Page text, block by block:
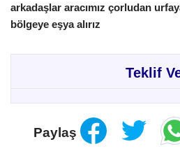
arkadaşlar aracımız çorludan
bölgeye eşya alırız
Teklif
Paylaş